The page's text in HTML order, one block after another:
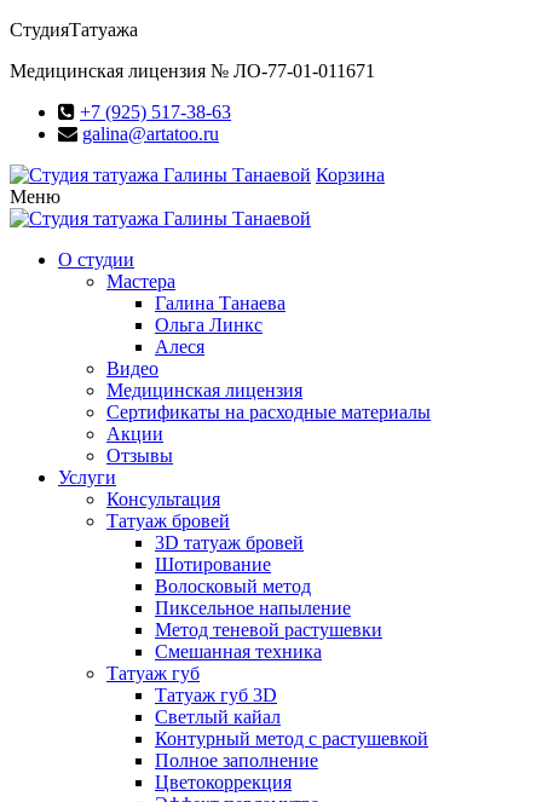
СтудияТатуажа
Медицинская лицензия № ЛО-77-01-011671
+7 (925) 517-38-63
galina@artatoo.ru
Корзина
Меню
О студии
Мастера
Галина Танаева
Ольга Линкс
Алеся
Видео
Медицинская лицензия
Сертификаты на расходные материалы
Акции
Отзывы
Услуги
Консультация
Татуаж бровей
3D татуаж бровей
Шотирование
Волосковый метод
Пиксельное напыление
Метод теневой растушевки
Смешанная техника
Татуаж губ
Татуаж губ 3D
Светлый кайал
Контурный метод с растушевкой
Полное заполнение
Цветокоррекция